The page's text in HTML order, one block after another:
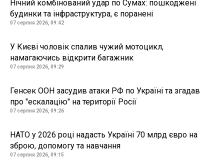
Нічний комбінований удар по Сумах: пошкоджені
будинки та інфраструктура, є поранені
07 серпня 2026, 09:42
У Києві чоловік спалив чужий мотоцикл,
намагаючись відкрити багажник
07 серпня 2026, 09:29
Генсек ООН засудив атаки РФ по Україні та згадав
про "ескалацію" на території Росії
07 серпня 2026, 09:26
НАТО у 2026 році надасть Україні 70 млрд євро на
зброю, допомогу та навчання
07 серпня 2026, 09:15